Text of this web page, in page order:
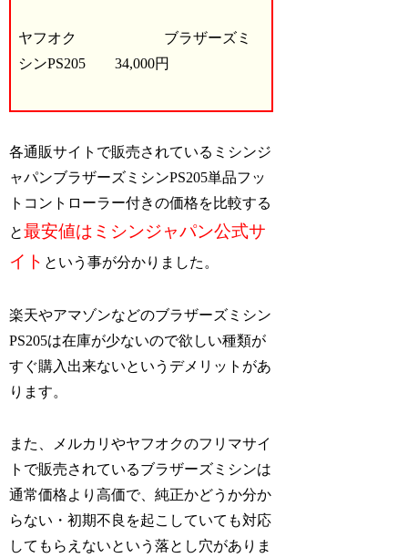
ヤフオク ブラザーズミ
シンPS205 34,000円
各通販サイトで販売されているミシンジ
ャパンブラザーズミシンPS205単品フッ
トコントローラー付きの価格を比較する
と最安値はミシンジャパン公式サ
イト という事が分かりました。
楽天やアマゾンなどのブラザーズミシン
PS205は在庫が少ないので欲しい種類が
すぐ購入出来ないというデメリットがあ
ります。
また、メルカリやヤフオクのフリマサイ
トで販売されているブラザーズミシンは
通常価格より高価で、純正かどうか分か
らない・初期不良を起こしていても対応
してもらえないという落とし穴がありま